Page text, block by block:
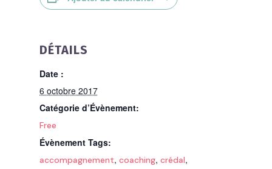
DÉTAILS
Date :
6 octobre 2017
Catégorie d’Évènement:
Free
Évènement Tags:
accompagnement, coaching, crédal,